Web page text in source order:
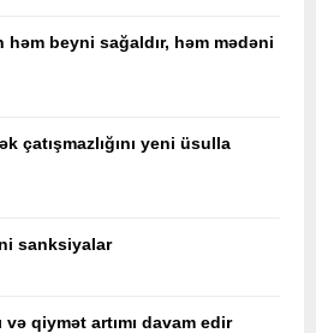
beyni sağaldır, həm mədəni
çatışmazlığını yeni üsulla
sanksiyalar
və qiymət artımı davam edir